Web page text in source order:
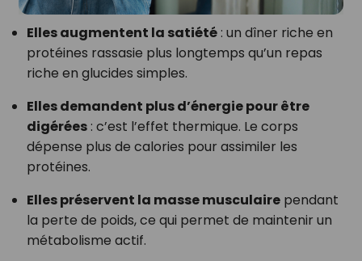
Elles augmentent la satiété: un dîner riche en
protéines rassasie plus longtemps qu’un repas
riche en glucides simples.
Elles demandent plus d’énergie pour être
digérées: c’est l’effet thermique. Le corps
dépense plus de calories pour assimiler les
protéines.
Elles préservent la masse musculairependant
la perte de poids, ce qui permet de maintenir un
métabolisme actif.